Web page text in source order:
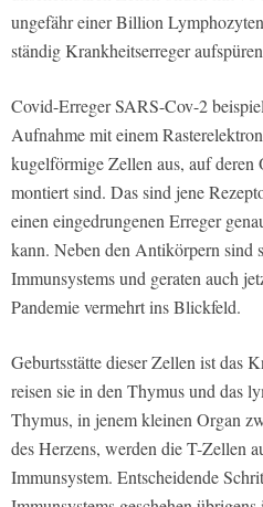
ungefähr einer Billion
ständig Krankheitserreger
Covid-Erreger SARS-Cov-2
Aufnahme mit einem
kugelförmige Zellen aus, auf
montiert sind. Das sind jene
einen eingedrungenen Erreger
kann. Neben den Antikörpern sind
Immunsystems und geraten auch
Pandemie vermehrt ins Blickfeld.
Geburtsstätte dieser Zellen ist das
reisen sie in den Thymus und das
Thymus, in jenem kleinen Organ
des Herzens, werden die T-Zellen
Immunsystem. Entscheidende